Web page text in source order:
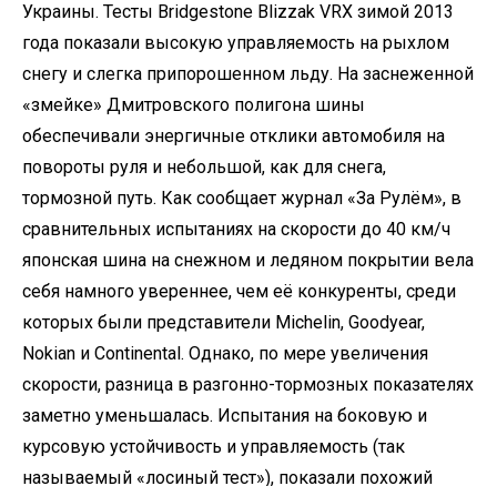
Украины. Тесты Bridgestone Blizzak VRX зимой 2013
года показали высокую управляемость на рыхлом
снегу и слегка припорошенном льду. На заснеженной
«змейке» Дмитровского полигона шины
обеспечивали энергичные отклики автомобиля на
повороты руля и небольшой, как для снега,
тормозной путь. Как сообщает журнал «За Рулём», в
сравнительных испытаниях на скорости до 40 км/ч
японская шина на снежном и ледяном покрытии вела
себя намного увереннее, чем её конкуренты, среди
которых были представители Michelin, Goodyear,
Nokian и Continental. Однако, по мере увеличения
скорости, разница в разгонно-тормозных показателях
заметно уменьшалась. Испытания на боковую и
курсовую устойчивость и управляемость (так
называемый «лосиный тест»), показали похожий